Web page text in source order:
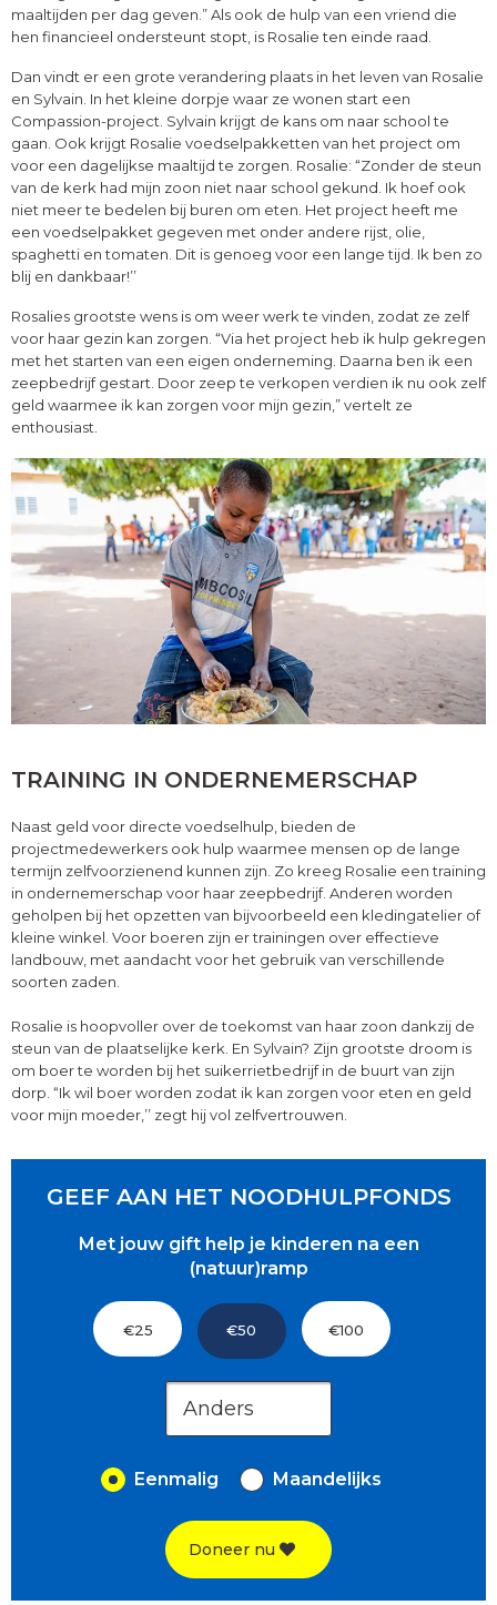
maaltijden per dag geven.” Als ook de hulp van een vriend die
hen financieel ondersteunt stopt, is Rosalie ten einde raad.
Dan vindt er een grote verandering plaats in het leven van Rosalie
en Sylvain. In het kleine dorpje waar ze wonen start een
Compassion-project. Sylvain krijgt de kans om naar school te
gaan. Ook krijgt Rosalie voedselpakketten van het project om
voor een dagelijkse maaltijd te zorgen. Rosalie: “Zonder de steun
van de kerk had mijn zoon niet naar school gekund. Ik hoef ook
niet meer te bedelen bij buren om eten. Het project heeft me
een voedselpakket gegeven met onder andere rijst, olie,
spaghetti en tomaten. Dit is genoeg voor een lange tijd. Ik ben zo
blij en dankbaar!’’
Rosalies grootste wens is om weer werk te vinden, zodat ze zelf
voor haar gezin kan zorgen. “Via het project heb ik hulp gekregen
met het starten van een eigen onderneming. Daarna ben ik een
zeepbedrijf gestart. Door zeep te verkopen verdien ik nu ook zelf
geld waarmee ik kan zorgen voor mijn gezin,” vertelt ze
enthousiast.
TRAINING IN ONDERNEMERSCHAP
Naast geld voor directe voedselhulp, bieden de
projectmedewerkers ook hulp waarmee mensen op de lange
termijn zelfvoorzienend kunnen zijn. Zo kreeg Rosalie een training
in ondernemerschap voor haar zeepbedrijf. Anderen worden
geholpen bij het opzetten van bijvoorbeeld een kledingatelier of
kleine winkel. Voor boeren zijn er trainingen over effectieve
landbouw, met aandacht voor het gebruik van verschillende
soorten zaden.
Rosalie is hoopvoller over de toekomst van haar zoon dankzij de
steun van de plaatselijke kerk. En Sylvain? Zijn grootste droom is
om boer te worden bij het suikerrietbedrijf in de buurt van zijn
dorp. “Ik wil boer worden zodat ik kan zorgen voor eten en geld
voor mijn moeder,’’ zegt hij vol zelfvertrouwen.
GEEF AAN HET NOODHULPFONDS
Met jouw gift help je kinderen na een
(natuur)ramp
€25 €50 €100
Eenmalig Maandelijks
Doneer nu